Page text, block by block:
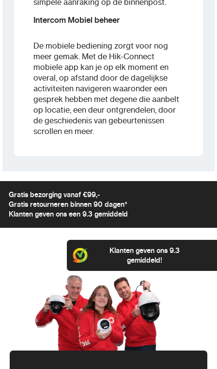
simpele aanraking op de binnenpost.
Intercom Mobiel beheer
De mobiele bediening zorgt voor nog
meer gemak. Met de Hik-Connect
mobiele app kan je op elk moment en
overal, op afstand door de dagelijkse
activiteiten navigeren waaronder een
gesprek hebben met degene die aanbelt
op locatie, een deur ontgrendelen, door
de geschiedenis van gebeurtenissen
scrollen en meer.
Gratis bezorging vanaf €99,-
Gratis retourneren binnen 90 dagen*
Klanten geven ons een 9.3 gemiddeld
Klanten geven ons 9.3
gemiddeld!